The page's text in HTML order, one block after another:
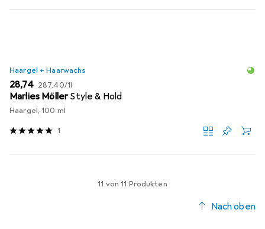
Haargel + Haarwachs
EUR
28,74 EUR
287,40/1l
Marlies MöllerStyle & Hold
Haargel, 100 ml
1
11 von 11 Produkten
Nach oben